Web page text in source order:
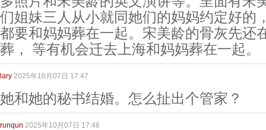
们姐妹三人从小就同她们的妈妈约定好的
都要和妈妈葬在一起。宋美龄的骨灰先还
葬， 等有机会迁去上海和妈妈葬在一起。
lary 2025年10月07日 17:47
她和她的秘书结婚。怎么扯出个管家？
runqun 2025年10月07日 17:46